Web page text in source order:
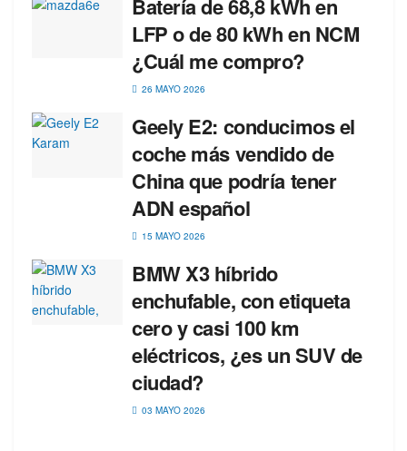
Batería de 68,8 kWh en
LFP o de 80 kWh en NCM
¿Cuál me compro?
26 MAYO 2026
Geely E2: conducimos el
coche más vendido de
China que podría tener
ADN español
15 MAYO 2026
BMW X3 híbrido
enchufable, con etiqueta
cero y casi 100 km
eléctricos, ¿es un SUV de
ciudad?
03 MAYO 2026